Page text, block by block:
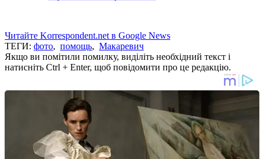
Читайте Korrespondent.net в Google News
ТЕГИ: фото, помощь, Макаревич
Якщо ви помітили помилку, виділіть необхідний текст і
натисніть Ctrl + Enter, щоб повідомити про це редакцію.